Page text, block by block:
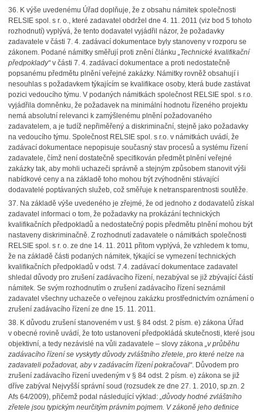
36. K výše uvedenému Úřad doplňuje, že z obsahu námitek společnosti
RELSIE spol. s r. o., které zadavatel obdržel dne 4. 11. 2011 (viz bod 5 tohoto
rozhodnutí) vyplývá, že tento dodavatel vyjádřil názor, že požadavky
zadavatele v části 7. 4. zadávací dokumentace byly stanoveny v rozporu se
zákonem. Podané námitky směřují proti znění článku „Technické kvalifikační
předpoklady“v části 7. 4. zadávací dokumentace a proti nedostatečně
popsanému předmětu plnění veřejné zakázky. Námitky rovněž obsahují i
nesouhlas s požadavkem týkajícím se kvalifikace osoby, která bude zastávat
pozici vedoucího týmu. V podaných námitkách společnost RELSIE spol. s r.o.
vyjádřila domněnku, že požadavek na minimální hodnotu řízeného projektu
nemá absolutní relevanci k zamýšlenému plnění požadovaného
zadavatelem, a je tudíž nepřiměřený a diskriminační, stejně jako požadavky
na vedoucího týmu. Společnost RELSIE spol. s r.o. v námitkách uvádí, že
zadávací dokumentace nepopisuje současný stav procesů a systému řízení
zadavatele, čímž není dostatečně specifikován předmět plnění veřejné
zakázky tak, aby mohli uchazeči správně a stejným způsobem stanovit výši
nabídkové ceny a na základě toho mohou být zvýhodněni stávající
dodavatelé poptávaných služeb, což směřuje k netransparentnosti soutěže.
37. Na základě výše uvedeného je zřejmé, že od jednoho z dodavatelů získal
zadavatel informaci o tom, že požadavky na prokázání technických
kvalifikačních předpokladů a nedostatečný popis předmětu plnění mohou být
nastaveny diskriminačně. Z rozhodnutí zadavatele o námitkách společnosti
RELSIE spol. s r. o. ze dne 14. 11. 2011 přitom vyplývá, že vzhledem k tomu,
že na základě části podaných námitek, týkající se vymezení technických
kvalifikačních předpokladů v odst. 7.4. zadávací dokumentace zadavatel
shledal důvody pro zrušení zadávacího řízení, nezabýval se již zbývající částí
námitek. Se svým rozhodnutím o zrušení zadávacího řízení seznámil
zadavatel všechny uchazeče o veřejnou zakázku prostřednictvím oznámení o
zrušení zadávacího řízení ze dne 15. 11. 2011.
38. K důvodu zrušení stanoveném v ust. § 84 odst. 2 písm. e) zákona Úřad
v obecné rovině uvádí, že toto ustanovení předpokládá skutečnosti, které jsou
objektivní, a tedy nezávislé na vůli zadavatele – slovy zákona „v průběhu
zadávacího řízení se vyskytly důvody zvláštního zřetele, pro které nelze na
zadavateli požadovat, aby v zadávacím řízení pokračoval“. Důvodem pro
zrušení zadávacího řízení uvedeným v § 84 odst. 2 písm. e) zákona se již
dříve zabýval Nejvyšší správní soud (rozsudek ze dne 27. 1. 2010, sp.zn. 2
Afs 64/2009), přičemž podal následující výklad: „důvody hodné zvláštního
zřetele jsou typickým neurčitým právním pojmem. V zákoně jeho definice